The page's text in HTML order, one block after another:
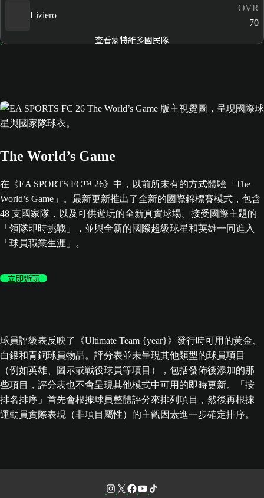
Liziero
OVR
70
查看蒙特維多國民隊
The World’s Game
在《EA SPORTS FC™ 26》中，以前所未有的方式體驗「The
World’s Game」。最新更新推出了全新的國際錦標賽模式，包含
48 支國家隊，以及可供遊玩的全新真實球場。接受國際主題的
「領隊即時挑戰」，並與全新的國際超級球星和英雄一同進入
「球員職業生涯」。
立即遊玩
球員評級表反映了《Ultimate Team {year}》發行時可用的黃金、
白銀和青銅球員物品。評分表並未呈現其他類型的球員項目
（例如英雄、圖示或戰役球員等項目），包括發佈後添加的那
些項目，評分表也不會呈現其他模式中可用的即時更新。「按
排名排序」首先會根據球員整體評分來排列項目，然後再根據
運動員實際表現（非項目屬性）的主觀因素進一步確定排序。